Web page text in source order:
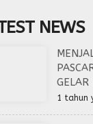
NEWS
1 tahun